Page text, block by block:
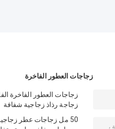
زجاجات العطور الفاخرة
زجاجة رذاذ زجاجية شفافة
50 مل زجاجات عطر